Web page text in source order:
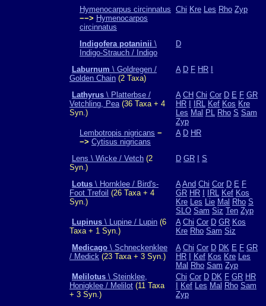
Hymenocarpus circinnatus
−−> Hymenocarpos
circinnatus
Chi Kre Les Rho Zyp
Indigofera potaninii \
Indigo-Strauch / Indigo
D
Laburnum \ Goldregen /
Golden Chain (2 Taxa)
A D F HR
Lathyrus \ Platterbse /
Vetchling, Pea(36 Taxa + 4
Syn.)
A CH Chi Cor D E F GR
HR
IRL Kef Kos Kre
Les Mal PL Rho S Sam
Zyp
Lembotropis nigricans −
−> Cytisus nigricans
A D HR
Lens \ Wicke / Vetch (2
Syn.)
D GR S
Lotus \ Hornklee / Bird's-
Foot Trefoil (26 Taxa + 4
Syn.)
A And Chi Cor D E F
GR HR IRL Kef Kos
Kre Les Lie Mal Rho S
SLO Sam Siz Ten Zyp
Lupinus \ Lupine / Lupin (6
Taxa + 1 Syn.)
A Chi Cor D GR Kos
Kre Rho Sam Siz
Medicago \ Schneckenklee
/ Medick (23 Taxa + 3 Syn.)
A Chi Cor D DK E F GR
HR
Kef Kos Kre Les
Mal Rho Sam Zyp
Melilotus \ Steinklee,
Honigklee / Melilot (11 Taxa
+ 3 Syn.)
Chi Cor D DK F GR HR
Kef Les Mal Rho Sam
Zyp